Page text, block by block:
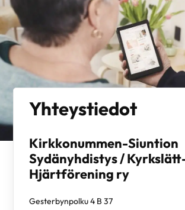
Yhteystiedot
Kirkkonummen-Siuntion
Sydänyhdistys /
Hjärtförening ry
Gesterbynpolku 4 B 37